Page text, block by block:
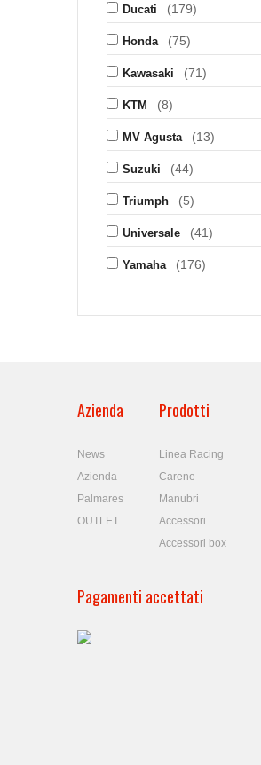
Ducati (179)
Honda (75)
Kawasaki (71)
KTM (8)
MV Agusta (13)
Suzuki (44)
Triumph (5)
Universale (41)
Yamaha (176)
Azienda
News
Azienda
Palmares
OUTLET
Prodotti
Linea Racing
Carene
Manubri
Accessori
Accessori box
Pagamenti accettati